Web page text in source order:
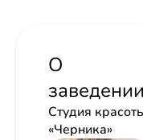
О
заведении
Студия
«Черника»